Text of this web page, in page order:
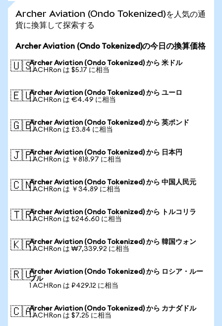
Archer Aviation (Ondo Tokenized)を人気の通
貨に換算して探索する
Archer Aviation (Ondo Tokenized)の今日の換算価格
🇺🇸Archer Aviation (Ondo Tokenized) から 米ドル
1 ACHRon は $5.17 に相当
🇪🇺Archer Aviation (Ondo Tokenized) から ユーロ
1 ACHRon は €4.49 に相当
🇬🇧Archer Aviation (Ondo Tokenized) から 英ポンド
1 ACHRon は £3.84 に相当
🇯🇵Archer Aviation (Ondo Tokenized) から 日本円
1 ACHRon は ￥818.97 に相当
🇨🇳Archer Aviation (Ondo Tokenized) から 中国人民元
1 ACHRon は ￥34.89 に相当
🇹🇷Archer Aviation (Ondo Tokenized) から トルコリラ
1 ACHRon は ₺246.60 に相当
🇰🇷Archer Aviation (Ondo Tokenized) から 韓国ウォン
1 ACHRon は ₩7,339.92 に相当
🇷🇺Archer Aviation (Ondo Tokenized) から ロシア・ルー
ブル
1 ACHRon は ₽429.12 に相当
🇨🇦Archer Aviation (Ondo Tokenized) から カナダドル
1 ACHRon は $7.25 に相当